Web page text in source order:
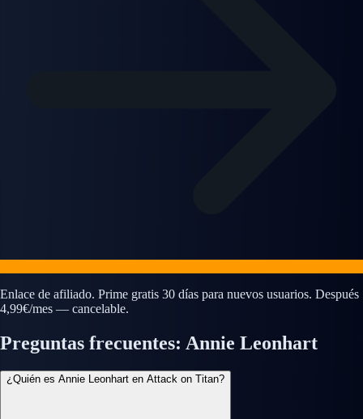
Enlace de afiliado. Prime gratis 30 días para nuevos usuarios. Después
4,99€/mes — cancelable.
Preguntas frecuentes: Annie Leonhart
¿Quién es Annie Leonhart en Attack on Titan?